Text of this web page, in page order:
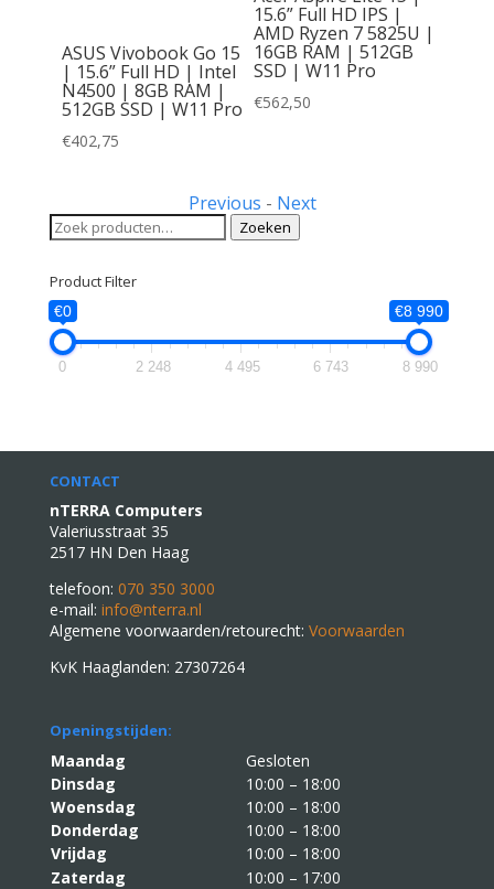
ASUS Vivobook Go 15
| 15.6” Full HD | Intel
N4500 | 8GB RAM |
512GB SSD | W11 Pro
€402,75
15.6” Full HD IPS |
AMD Ryzen 7 5825U |
16GB RAM | 512GB
SSD | W11 Pro
€562,50
Previous - Next
Zoeken
naar:
Zoeken
Product Filter
€0 €8 990
0 2 248 4 495 6 743 8 990
CONTACT
nTERRA Computers
Valeriusstraat 35
2517 HN Den Haag
telefoon: 070 350 3000
e-mail: info@nterra.nl
Algemene voorwaarden/retourecht: Voorwaarden
KvK Haaglanden: 27307264
Openingstijden:
Maandag
Gesloten
Dinsdag
10:00 – 18:00
Woensdag
10:00 – 18:00
Donderdag
10:00 – 18:00
Vrijdag
10:00 – 18:00
Zaterdag
10:00 – 17:00